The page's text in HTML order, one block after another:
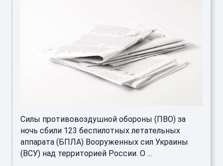
Силы противовоздушной обороны (ПВО) за
ночь сбили 123 беспилотных летательных
аппарата (БПЛА) Вооруженных сил Украины
(ВСУ) над территорией России. О ...